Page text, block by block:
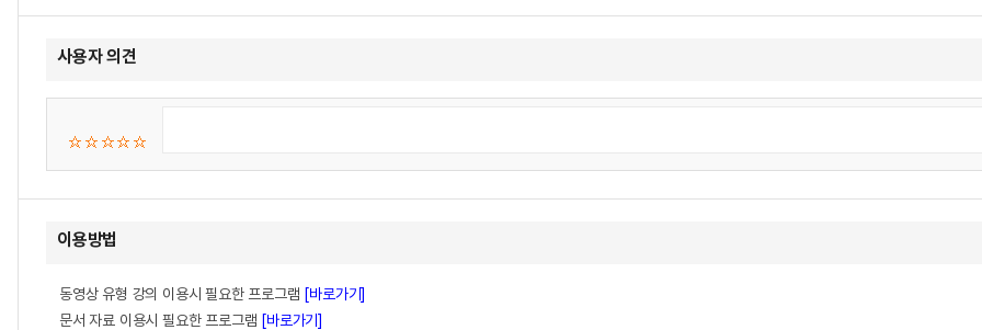
사용자 의견
이용방법
동영상 유형 강의 이용시 필요한 프로그램 [바로가기]
문서 자료 이용시 필요한 프로그램 [바로가기]